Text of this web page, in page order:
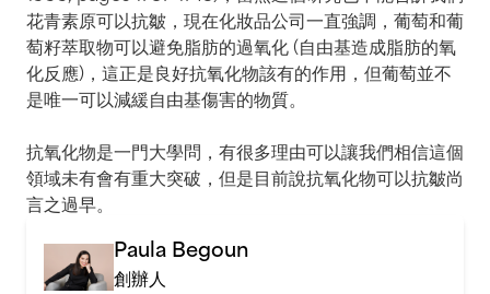
花青素原可以抗皺，現在化妝品公司一直強調，葡萄和葡
萄籽萃取物可以避免脂肪的過氧化 (自由基造成脂肪的氧
化反應)，這正是良好抗氧化物該有的作用，但葡萄並不
是唯一可以減緩自由基傷害的物質。
抗氧化物是一門大學問，有很多理由可以讓我們相信這個
領域未有會有重大突破，但是目前說抗氧化物可以抗皺尚
言之過早。
Paula Begoun
創辦人